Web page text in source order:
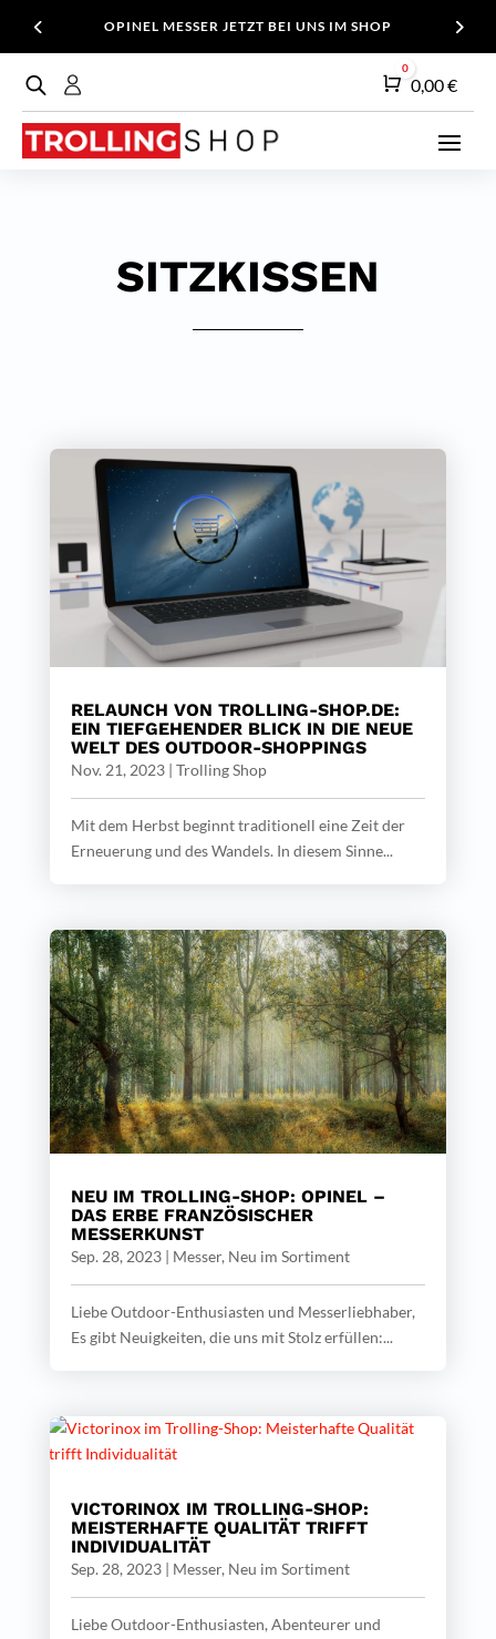
OPINEL MESSER JETZT BEI UNS IM SHOP
Warenkorb
0
0,00€
SITZKISSEN
RELAUNCH VON TROLLING-SHOP.DE:
EIN TIEFGEHENDER BLICK IN DIE NEUE
WELT DES OUTDOOR-SHOPPINGS
Nov. 21, 2023| Trolling Shop
Mit dem Herbst beginnt traditionell eine Zeit der
Erneuerung und des Wandels. In diesem Sinne...
NEU IM TROLLING-SHOP: OPINEL –
DAS ERBE FRANZÖSISCHER
MESSERKUNST
Sep. 28, 2023| Messer, Neu im Sortiment
Liebe Outdoor-Enthusiasten und Messerliebhaber,
Es gibt Neuigkeiten, die uns mit Stolz erfüllen:...
VICTORINOX IM TROLLING-SHOP:
MEISTERHAFTE QUALITÄT TRIFFT
INDIVIDUALITÄT
Sep. 28, 2023| Messer, Neu im Sortiment
Liebe Outdoor-Enthusiasten, Abenteurer und